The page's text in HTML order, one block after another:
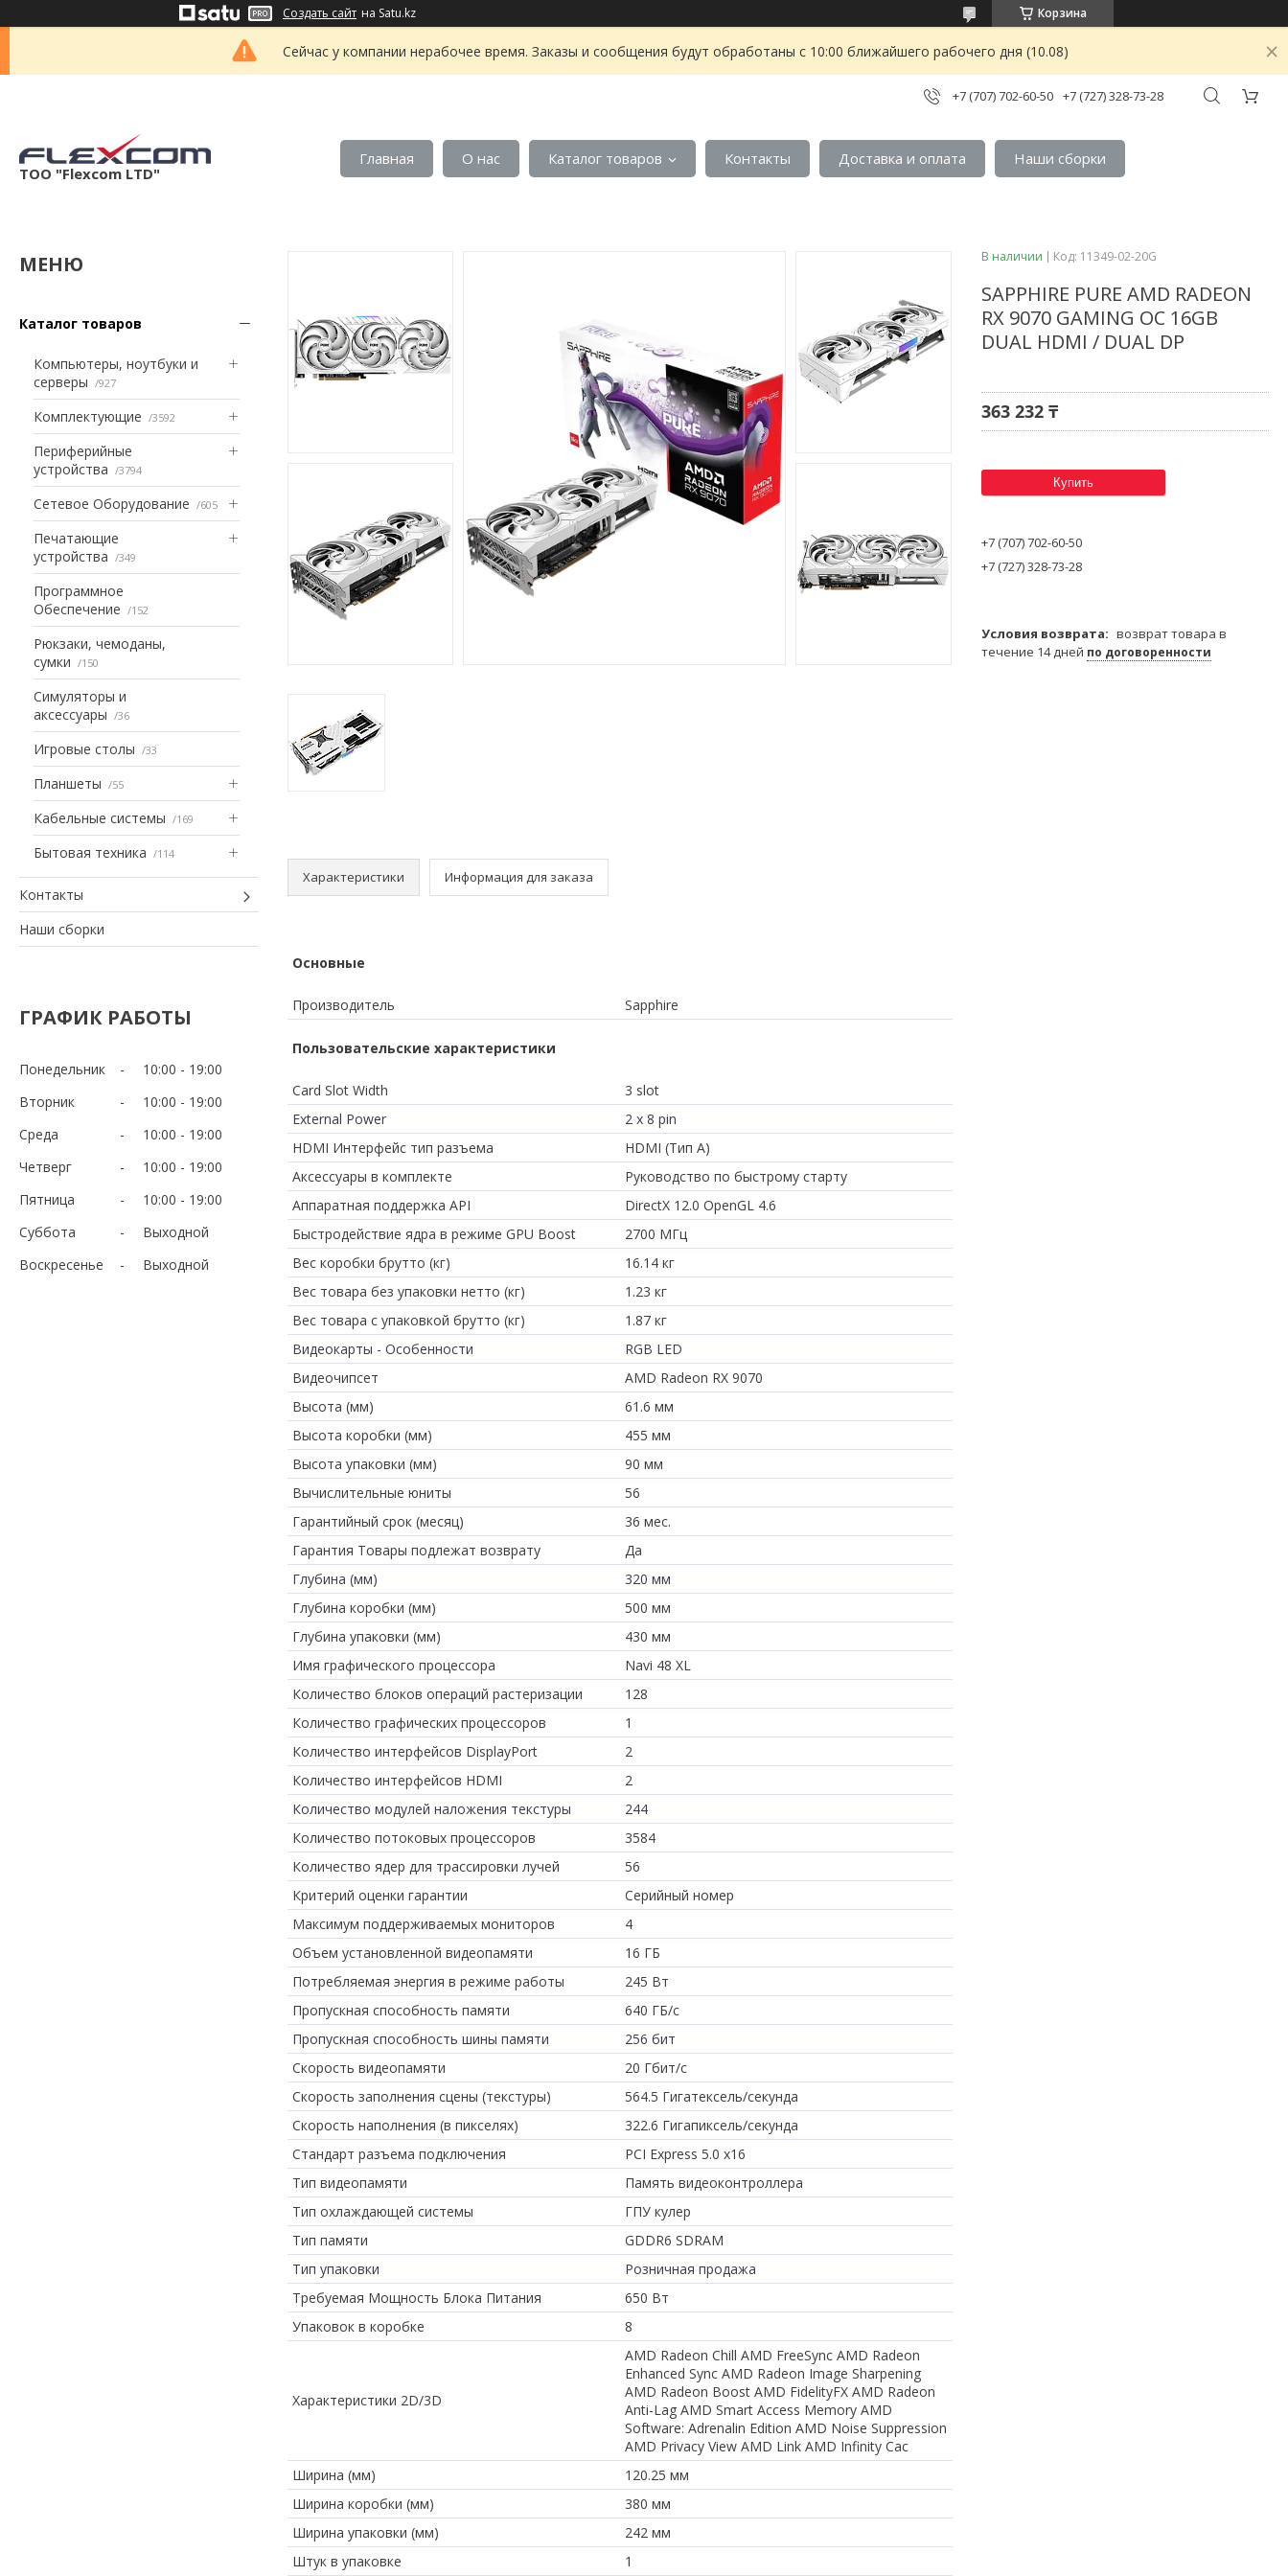
Создать сайт на Satu.kz Корзина
Сейчас у компании нерабочее время. Заказы и сообщения будут обработаны с 10:00 ближайшего рабочего дня (10.08)
+7 (707) 702-60-50 +7 (727) 328-73-28
ТОО "Flexcom LTD"
Главная О нас Каталог товаров Контакты Доставка и оплата Наши сборки
Каталог товаров
Компьютеры, ноутбуки и
серверы
927
Комплектующие 3592
Периферийные
устройства
3794
Сетевое Оборудование 605
Печатающие
устройства
349
Программное
Обеспечение
152
Рюкзаки, чемоданы,
сумки
150
Симуляторы и
аксессуары
36
Игровые столы 33
Планшеты 55
Кабельные системы 169
Бытовая техника 114
Контакты
Наши сборки
ГРАФИК РАБОТЫ
Понедельник 10:00
19:00
Вторник
10:00
19:00
Среда
10:00
19:00
Четверг
10:00
19:00
Пятница
10:00
19:00
Суббота
Выходной
Воскресенье
Выходной
Характеристики Информация для заказа
Основные
Производитель Sapphire
Пользовательские характеристики
Card Slot Width
3 slot
External Power
2 x 8 pin
HDMI Интерфейс тип разъема
HDMI (Тип A)
Аксессуары в комплекте
Руководство по быстрому старту
Аппаратная поддержка API
DirectX 12.0 OpenGL 4.6
Быстродействие ядра в режиме GPU Boost
2700 МГц
Вес коробки брутто (кг)
16.14 кг
Вес товара без упаковки нетто (кг)
1.23 кг
Вес товара с упаковкой брутто (кг)
1.87 кг
Видеокарты - Особенности
RGB LED
Видеочипсет
AMD Radeon RX 9070
Высота (мм)
61.6 мм
Высота коробки (мм)
455 мм
Высота упаковки (мм)
90 мм
Вычислительные юниты
56
Гарантийный срок (месяц)
36 мес.
Гарантия Товары подлежат возврату
Да
Глубина (мм)
320 мм
Глубина коробки (мм)
500 мм
Глубина упаковки (мм)
430 мм
Имя графического процессора
Navi 48 XL
Количество блоков операций растеризации
128
Количество графических процессоров
1
Количество интерфейсов DisplayPort
2
Количество интерфейсов HDMI
2
Количество модулей наложения текстуры
244
Количество потоковых процессоров
3584
Количество ядер для трассировки лучей
56
Критерий оценки гарантии
Серийный номер
Максимум поддерживаемых мониторов
4
Объем установленной видеопамяти
16 ГБ
Потребляемая энергия в режиме работы
245 Вт
Пропускная способность памяти
640 ГБ/с
Пропускная способность шины памяти
256 бит
Скорость видеопамяти
20 Гбит/с
Скорость заполнения сцены (текстуры)
564.5 Гигатексель/секунда
Скорость наполнения (в пикселях)
322.6 Гигапиксель/секунда
Стандарт разъема подключения
PCI Express 5.0 x16
Тип видеопамяти
Память видеоконтроллера
Тип охлаждающей системы
ГПУ кулер
Тип памяти
GDDR6 SDRAM
Тип упаковки
Розничная продажа
Требуемая Мощность Блока Питания
650 Вт
Упаковок в коробке
8
Характеристики 2D/3D
AMD Radeon Chill AMD FreeSync AMD Radeon
Enhanced Sync AMD Radeon Image Sharpening
AMD Radeon Boost AMD FidelityFX AMD Radeon
Anti-Lag AMD Smart Access Memory AMD
Software: Adrenalin Edition AMD Noise Suppression
AMD Privacy View AMD Link AMD Infinity Cac
Ширина (мм)
120.25 мм
Ширина коробки (мм)
380 мм
Ширина упаковки (мм)
242 мм
Штук в упаковке
1
В наличии Код: 11349-02-20G
SAPPHIRE PURE AMD RADEON
RX 9070 GAMING OC 16GB
DUAL HDMI / DUAL DP
363 232 ₸
Купить
+7 (707) 702-60-50
+7 (727) 328-73-28
возврат товара в
течение 14 дней по договоренности